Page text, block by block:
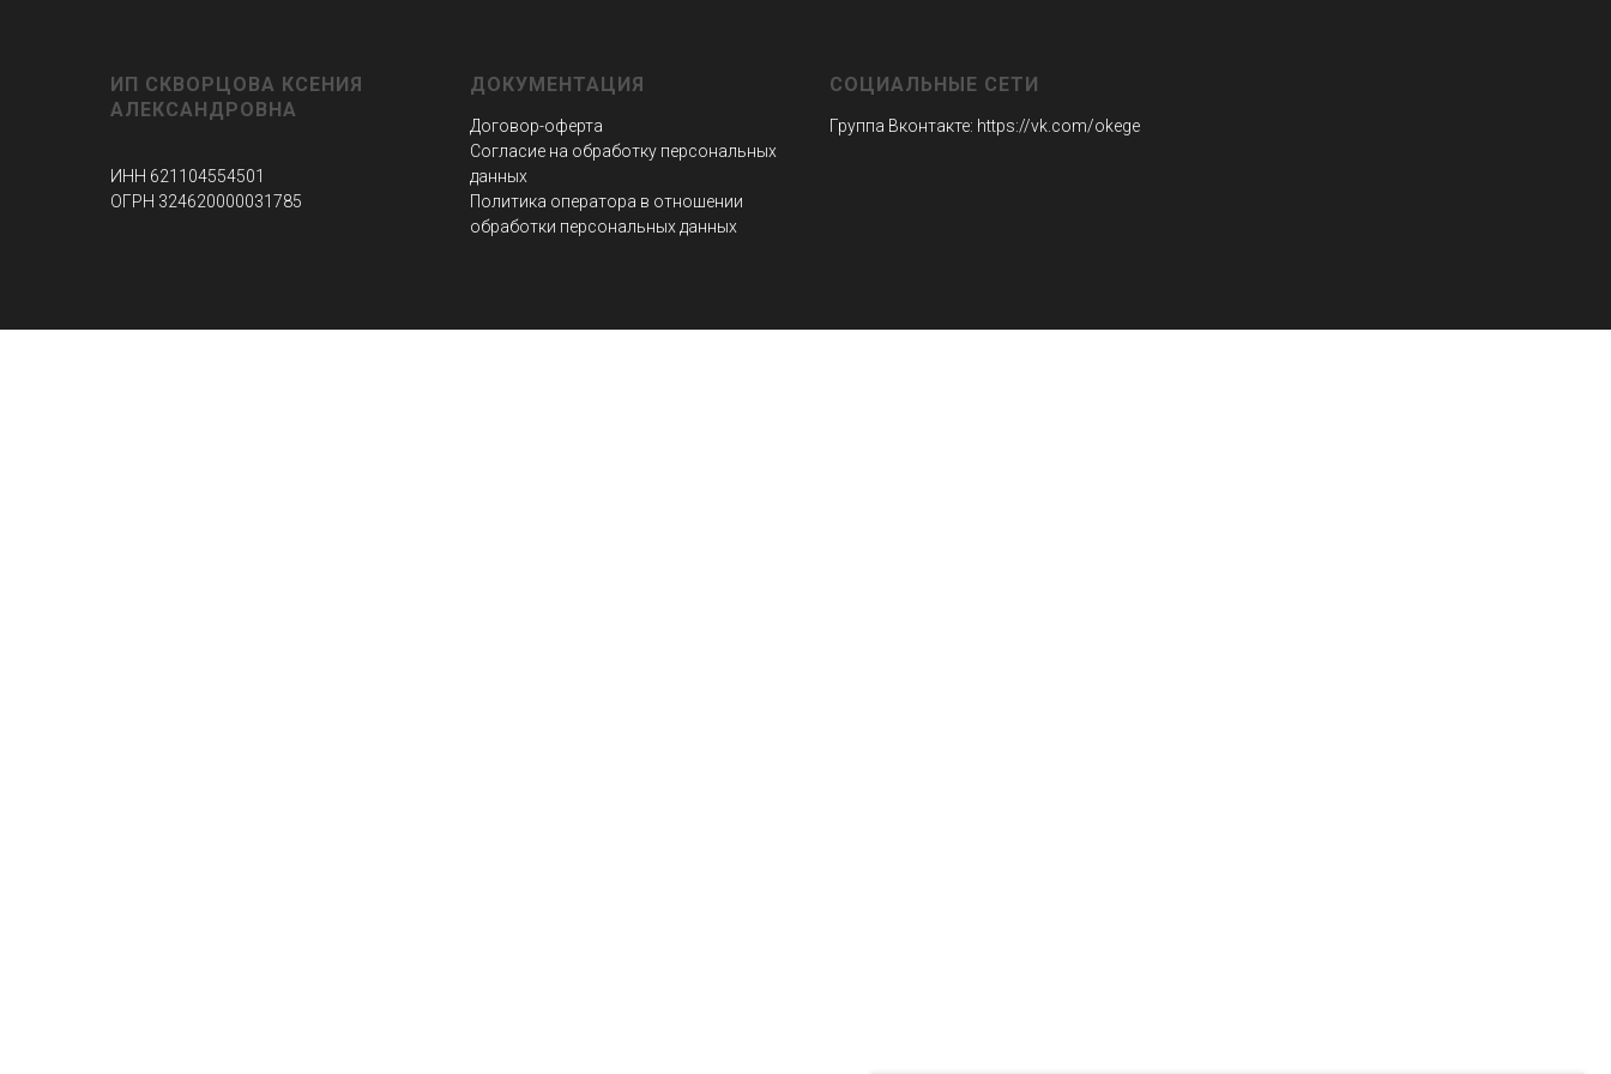
ИП СКВОРЦОВА КСЕНИЯ
АЛЕКСАНДРОВНА
ИНН 621104554501
ОГРН 324620000031785
ДОКУМЕНТАЦИЯ
Договор-оферта
Согласие на обработку персональных
данных
Политика оператора в отношении
обработки персональных данных
СОЦИАЛЬНЫЕ СЕТИ
Группа Вконтакте: https://vk.com/okege